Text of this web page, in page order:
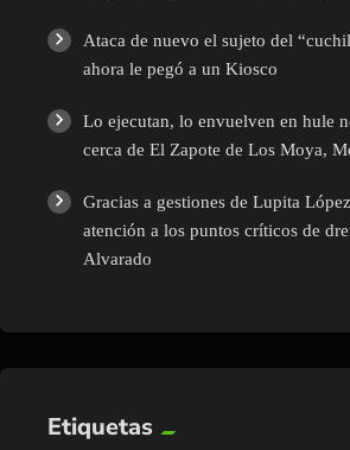
Ataca de nuevo el sujeto del
ahora le pegó a un Kiosco
Lo ejecutan, lo envuelven en hule
cerca de El Zapote de Los Moya,
Gracias a gestiones de Lupita
atención a los puntos críticos de
Alvarado
Etiquetas